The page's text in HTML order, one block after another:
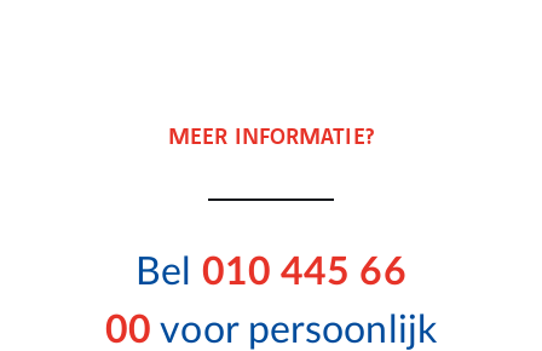
MEER INFORMATIE?
Bel 010 445 66
00 voor persoonlijk